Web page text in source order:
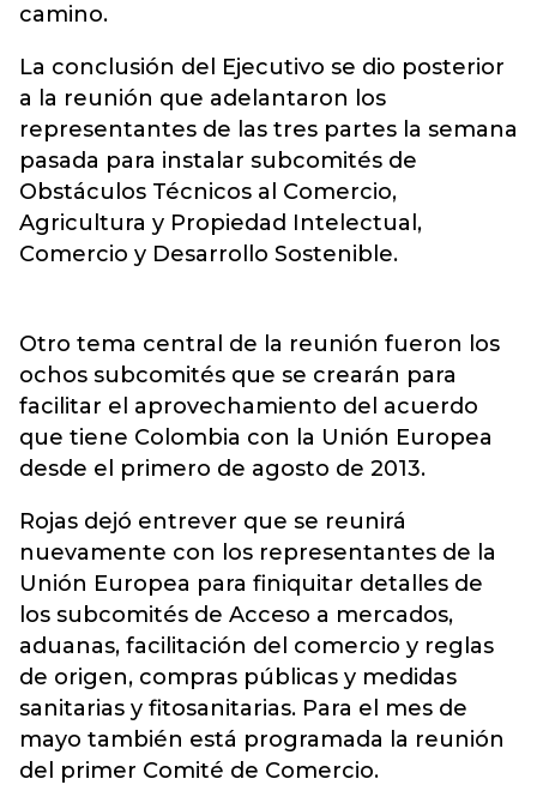
camino.
La conclusión del Ejecutivo se dio posterior
a la reunión que adelantaron los
representantes de las tres partes la semana
pasada para instalar subcomités de
Obstáculos Técnicos al Comercio,
Agricultura y Propiedad Intelectual,
Comercio y Desarrollo Sostenible.
Otro tema central de la reunión fueron los
ochos subcomités que se crearán para
facilitar el aprovechamiento del acuerdo
que tiene Colombia con la Unión Europea
desde el primero de agosto de 2013.
Rojas dejó entrever que se reunirá
nuevamente con los representantes de la
Unión Europea para finiquitar detalles de
los subcomités de Acceso a mercados,
aduanas, facilitación del comercio y reglas
de origen, compras públicas y medidas
sanitarias y fitosanitarias. Para el mes de
mayo también está programada la reunión
del primer Comité de Comercio.